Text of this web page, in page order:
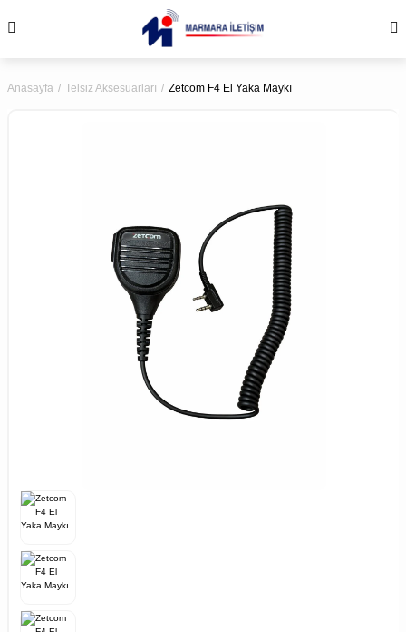
Anasayfa Telsiz Aksesuarları Zetcom F4 El Yaka Maykı